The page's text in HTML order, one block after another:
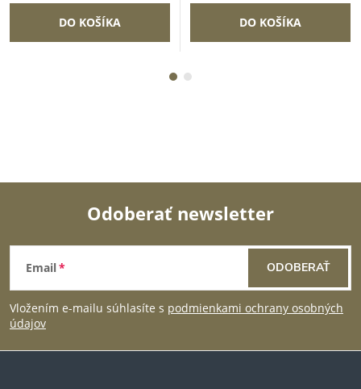
DO KOŠÍKA DO KOŠÍKA
Z
á
p
Odoberať newsletter
Email
Vložením e-mailu súhlasíte s podmienkami ochrany osobných
údajov
ODOBERAŤ